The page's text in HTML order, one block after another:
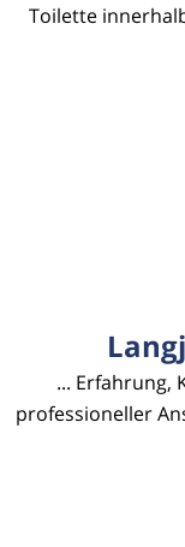
Toilette
... Erfahrung,
professioneller